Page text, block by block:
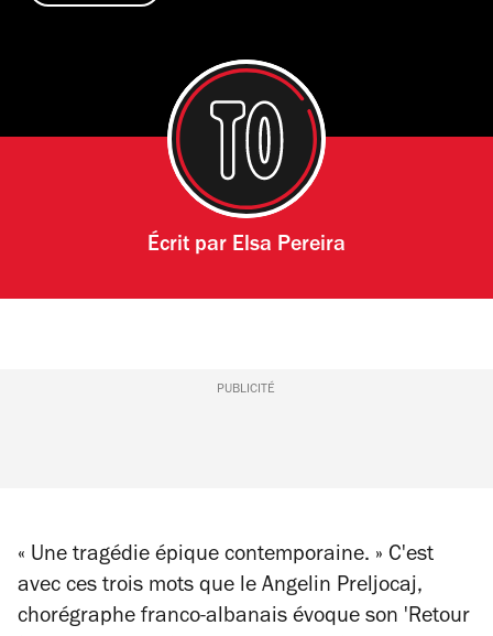
Écrit par Elsa Pereira
PUBLICITÉ
« Une tragédie épique contemporaine. » C'est
avec ces trois mots que le Angelin Preljocaj,
chorégraphe franco-albanais évoque son 'Retour